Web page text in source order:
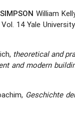
SIMPSON William
14 Yale
theoretical and
and modern
Geschichte